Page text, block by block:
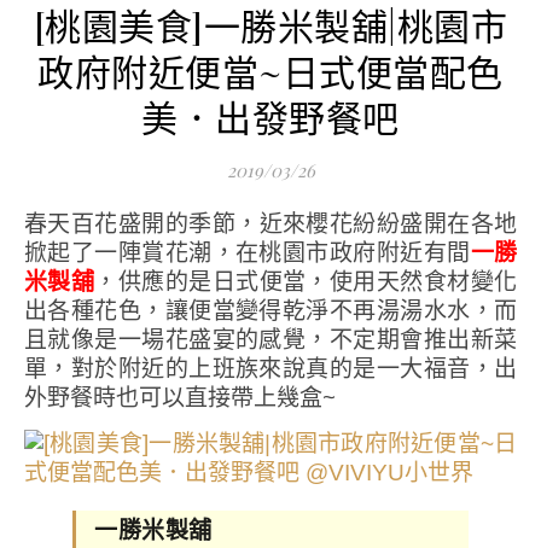
[桃園美食]一勝米製舖|桃園市
政府附近便當~日式便當配色
美．出發野餐吧
2019/03/26
春天百花盛開的季節，近來櫻花紛紛盛開在各地
掀起了一陣賞花潮，在桃園市政府附近有間一勝
米製舖 ，供應的是日式便當，使用天然食材變化
出各種花色，讓便當變得乾淨不再湯湯水水，而
且就像是一場花盛宴的感覺，不定期會推出新菜
單，對於附近的上班族來說真的是一大福音，出
外野餐時也可以直接帶上幾盒~
一勝米製舖